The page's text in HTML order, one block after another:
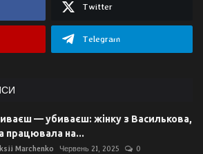
Twitter
Telegram
— убиваєш: жінку з Василькова,
працювала на...
Marchenko Червень 21, 2025 0